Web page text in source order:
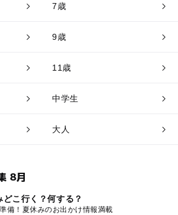
7歳
9歳
11歳
中学生
大人
8月
どこ行く？何する？
備！夏休みのお出かけ情報満載